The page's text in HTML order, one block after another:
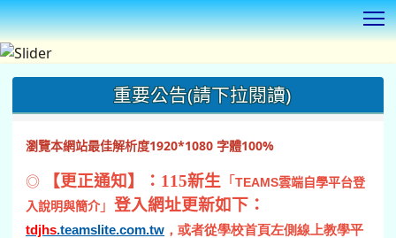
重要公告(請下拉閱讀)
瀏覽本網站最佳解析度1920*1080 字體100%
◎ 【更正通知】：115新生 「 TEAMS雲端自學平台登
入說明與簡介」 登入網址更新如下：
tdjhs.teamslite.com.tw ，或者從學校首頁左側線上教學平